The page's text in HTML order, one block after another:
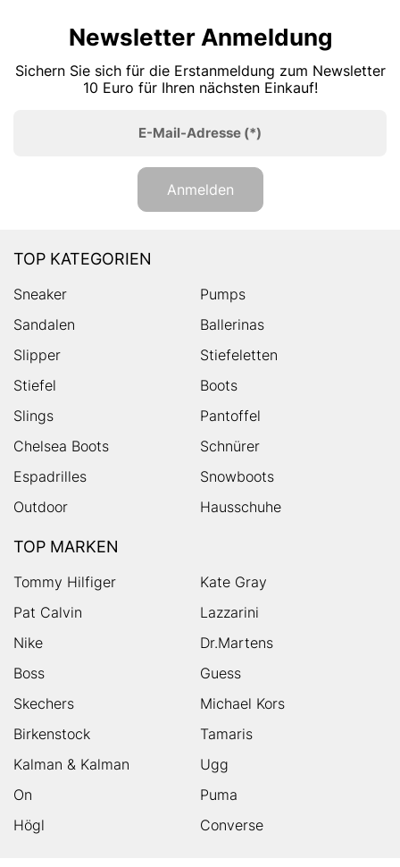
Newsletter Anmeldung
Sichern Sie sich für die Erstanmeldung zum Newsletter
10 Euro für Ihren nächsten Einkauf!
E-Mail-Adresse (*)
Anmelden
TOP KATEGORIEN
Sneaker
Pumps
Sandalen
Ballerinas
Slipper
Stiefeletten
Stiefel
Boots
Slings
Pantoffel
Chelsea Boots
Schnürer
Espadrilles
Snowboots
Outdoor
Hausschuhe
TOP MARKEN
Tommy Hilfiger
Kate Gray
Pat Calvin
Lazzarini
Nike
Dr.Martens
Boss
Guess
Skechers
Michael Kors
Birkenstock
Tamaris
Kalman & Kalman
Ugg
On
Puma
Högl
Converse